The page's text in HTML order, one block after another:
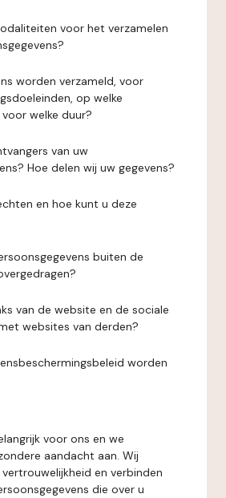
voor het verzamelen
worden verzameld, voor
op welke
welke duur?
van uw
Hoe delen wij uw gegevens?
en hoe kunt u deze
buiten de
van de website en de sociale
websites van derden?
worden
voor ons en we
aandacht aan. Wij
en verbinden
die over u